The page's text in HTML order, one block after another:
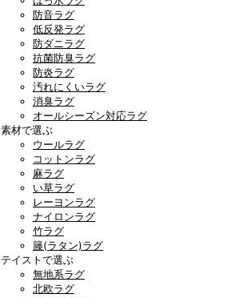
防音ラグ
低反発ラグ
防ダニラグ
抗菌防臭ラグ
防炎ラグ
汚れにくいラグ
消臭ラグ
オールシーズン対応ラグ
素材で選ぶ
ウールラグ
コットンラグ
麻ラグ
い草ラグ
レーヨンラグ
ナイロンラグ
竹ラグ
籐(ラタン)ラグ
テイストで選ぶ
無地系ラグ
北欧ラグ